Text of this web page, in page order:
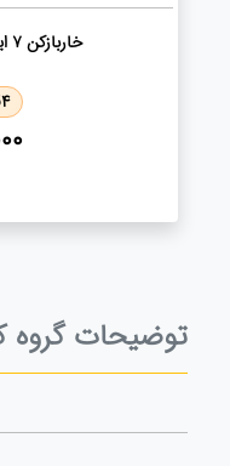
خاربازکن 7 اینچ وی تولز مدل VT2154
4
توضیحات گروه